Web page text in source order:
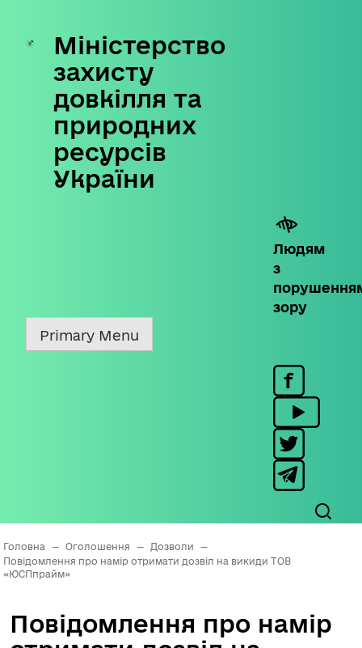
Skip
content
Міністерство
захисту
довкілля та
природних
ресурсів
України
Людям
з
зору
Primary Menu
Головна — Оголошення — Дозволи
—
Повідомлення про намір отримати дозвіл на викиди ТОВ
«ЮСПпрайм»
Повідомлення про намір